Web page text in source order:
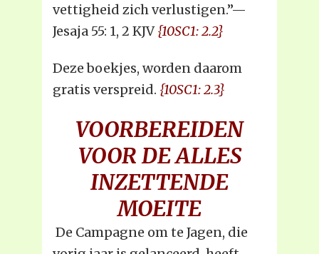
vettigheid zich verlustigen.”—
Jesaja 55: 1, 2 KJV{10SC1: 2.2}
Deze boekjes, worden daarom
gratis verspreid. {10SC1: 2.3}
VOORBEREIDEN
VOOR DE ALLES
INZETTENDE
MOEITE
De Campagne om te Jagen, die